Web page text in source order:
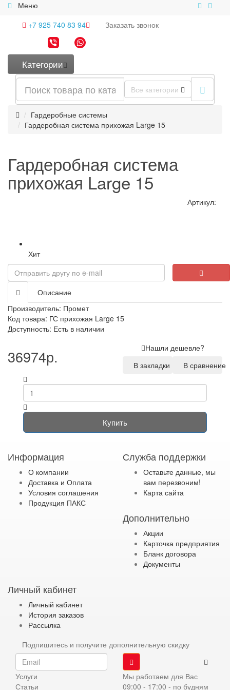
Меню
+7 925 740 83 94
Заказать звонок
Категории
Все категории
Гардеробные системы
Гардеробная система прихожая Large 15
Гардеробная система
прихожая Large 15
Артикул:
Хит
Описание
Производитель: Промет
Код товара: ГС прихожая Large 15
Доступность: Есть в наличии
36974р.
Нашли дешевле?
В закладки
В сравнение
Купить
Информация
О компании
Доставка и Оплата
Условия соглашения
Продукция ПАКС
Служба поддержки
Оставьте данные, мы
вам перезвоним!
Карта сайта
Дополнительно
Акции
Карточка предприятия
Бланк договора
Документы
Личный кабинет
Личный кабинет
История заказов
Рассылка
Подпишитесь и получите дополнительную скидку
Услуги
Статьи
Мы работаем для Вас
09:00 - 17:00 - по будням